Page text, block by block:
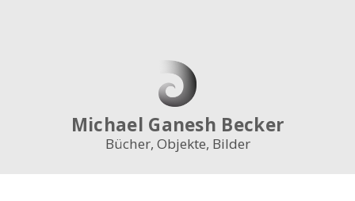
Michael Ganesh Becker
Bücher, Objekte, Bilder